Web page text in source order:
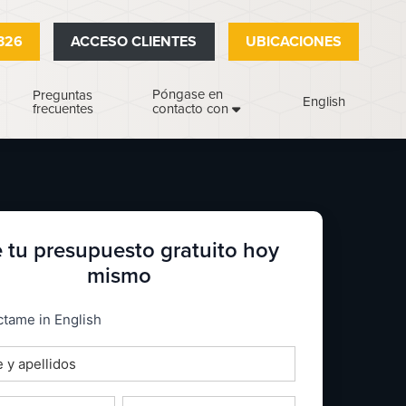
ACCESO CLIENTES UBICACIONES
Preguntas
frecuentes
Póngase en
contacto con
English
tu presupuesto gratuito hoy
mismo
in English